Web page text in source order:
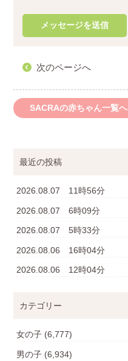
次のページへ
SACRAの赤ちゃん一覧へ
最近の投稿
2026.08.07 11時56分
2026.08.07 6時09分
2026.08.07 5時33分
2026.08.06 16時04分
2026.08.06 12時04分
カテゴリー
女の子 (6,777)
男の子 (6,934)